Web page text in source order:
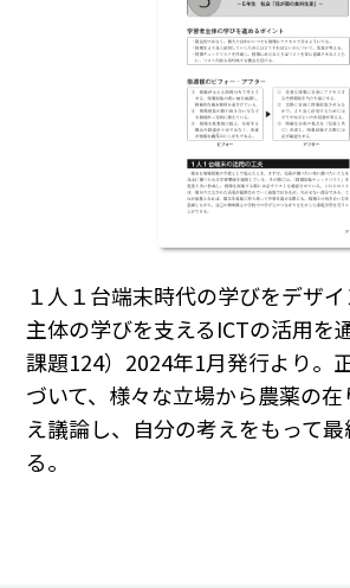
１人１台端末時代の学びをデザ
主体の学びを支えるICTの活用を
課題124）2024年1月発行より。
づいて、様々な立場から農薬の
え議論し、自分の考えをもって
る。